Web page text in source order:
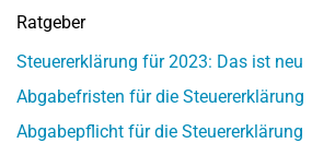
Ratgeber
Steuererklärung für 2023: Das ist neu
Abgabefristen für die Steuererklärung
Abgabepflicht für die Steuererklärung